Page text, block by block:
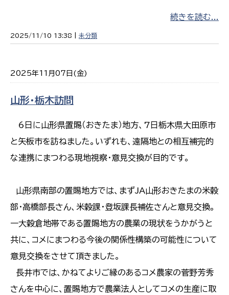
続きを読む...
2025/11/10 13:38 | 未分類
2025年11月07日(金)
山形・栃木訪問
6日に山形県置賜（おきたま）地方、7日栃木県大田原市
と矢板市を訪ねました。いずれも、遠隔地との相互補完的
な連携にまつわる現地視察・意見交換が目的です。
山形県南部の置賜地方では、まずJA山形おきたまの米穀
部・高橋部長さん、米穀課・登坂課長補佐さんと意見交換。
一大穀倉地帯である置賜地方の農業の現状をうかがうと
共に、コメにまつわる今後の関係性構築の可能性について
意見交換をさせて頂きました。
長井市では、かねてよりご縁のあるコメ農家の菅野芳秀
さんを中心に、置賜地方で農業法人としてコメの生産に取